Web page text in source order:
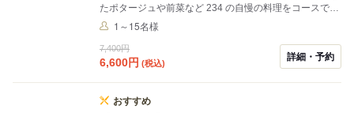
たポタージュや前菜など 234 の自慢の料理をコースで楽
しんで頂けます。
1～15名様
7,400円
6,600円 (税込)
詳細・予約
おすすめ